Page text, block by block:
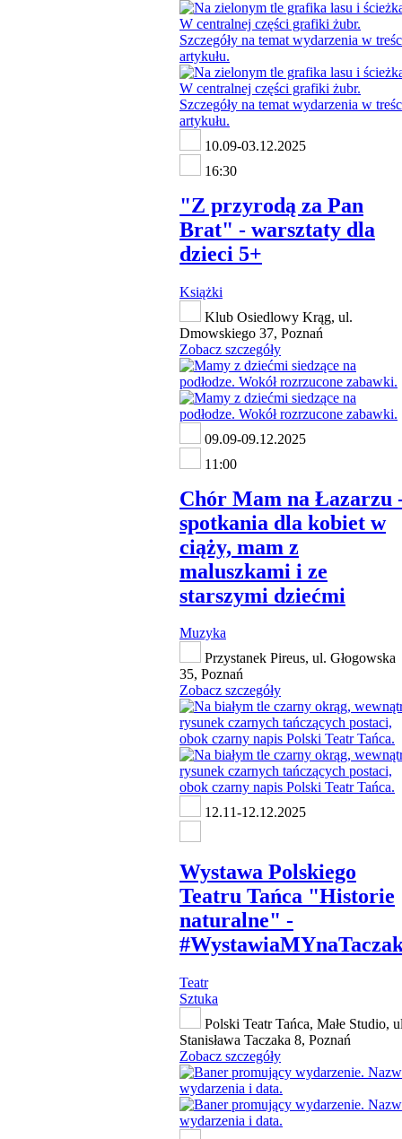
10.09-03.12.2025
16:30
"Z przyrodą za Pan
Brat" - warsztaty dla
dzieci 5+
Książki
Klub Osiedlowy Krąg, ul.
Dmowskiego 37, Poznań
Zobacz szczegóły
09.09-09.12.2025
11:00
Chór Mam na Łazarzu
spotkania dla kobiet w
ciąży, mam z
maluszkami i ze
starszymi dziećmi
Muzyka
Przystanek Pireus, ul. Głogowska
35, Poznań
Zobacz szczegóły
12.11-12.12.2025
Wystawa Polskiego
Teatru Tańca "Historie
naturalne" -
Teatr
Sztuka
Polski Teatr Tańca, Małe Studio,
Stanisława Taczaka 8, Poznań
Zobacz szczegóły